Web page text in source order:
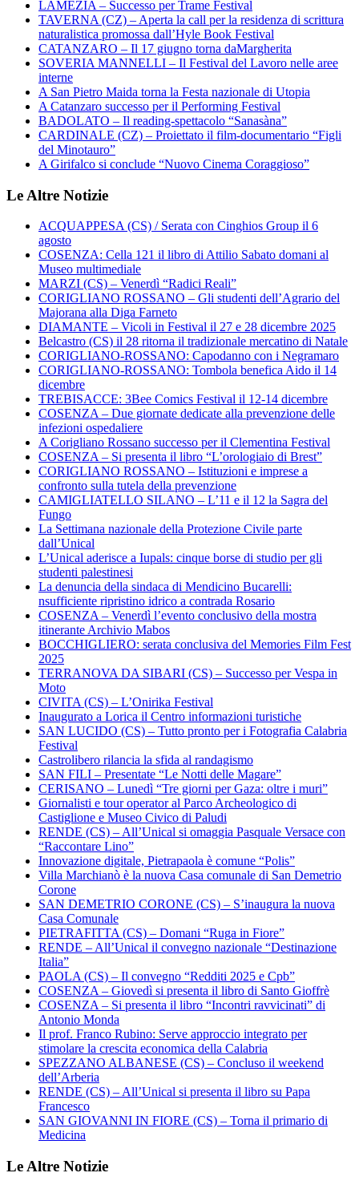
LAMEZIA – Successo per Trame Festival
TAVERNA (CZ) – Aperta la call per la residenza di scrittura
naturalistica promossa dall’Hyle Book Festival
CATANZARO – Il 17 giugno torna daMargherita
SOVERIA MANNELLI – Il Festival del Lavoro nelle aree
interne
A San Pietro Maida torna la Festa nazionale di Utopia
A Catanzaro successo per il Performing Festival
BADOLATO – Il reading-spettacolo “Sanasàna”
CARDINALE (CZ) – Proiettato il film-documentario “Figli
del Minotauro”
A Girifalco si conclude “Nuovo Cinema Coraggioso”
Le Altre Notizie
ACQUAPPESA (CS) / Serata con Cinghios Group il 6
agosto
COSENZA: Cella 121 il libro di Attilio Sabato domani al
Museo multimediale
MARZI (CS) – Venerdì “Radici Reali”
CORIGLIANO ROSSANO – Gli studenti dell’Agrario del
Majorana alla Diga Farneto
DIAMANTE – Vicoli in Festival il 27 e 28 dicembre 2025
Belcastro (CS) il 28 ritorna il tradizionale mercatino di Natale
CORIGLIANO-ROSSANO: Capodanno con i Negramaro
CORIGLIANO-ROSSANO: Tombola benefica Aido il 14
dicembre
TREBISACCE: 3Bee Comics Festival il 12-14 dicembre
COSENZA – Due giornate dedicate alla prevenzione delle
infezioni ospedaliere
A Corigliano Rossano successo per il Clementina Festival
COSENZA – Si presenta il libro “L’orologiaio di Brest”
CORIGLIANO ROSSANO – Istituzioni e imprese a
confronto sulla tutela della prevenzione
CAMIGLIATELLO SILANO – L’11 e il 12 la Sagra del
Fungo
La Settimana nazionale della Protezione Civile parte
dall’Unical
L’Unical aderisce a Iupals: cinque borse di studio per gli
studenti palestinesi
La denuncia della sindaca di Mendicino Bucarelli:
nsufficiente ripristino idrico a contrada Rosario
COSENZA – Venerdì l’evento conclusivo della mostra
itinerante Archivio Mabos
BOCCHIGLIERO: serata conclusiva del Memories Film Fest
2025
TERRANOVA DA SIBARI (CS) – Successo per Vespa in
Moto
CIVITA (CS) – L’Onirika Festival
Inaugurato a Lorica il Centro informazioni turistiche
SAN LUCIDO (CS) – Tutto pronto per i Fotografia Calabria
Festival
Castrolibero rilancia la sfida al randagismo
SAN FILI – Presentate “Le Notti delle Magare”
CERISANO – Lunedì “Tre giorni per Gaza: oltre i muri”
Giornalisti e tour operator al Parco Archeologico di
Castiglione e Museo Civico di Paludi
RENDE (CS) – All’Unical si omaggia Pasquale Versace con
“Raccontare Lino”
Innovazione digitale, Pietrapaola è comune “Polis”
Villa Marchianò è la nuova Casa comunale di San Demetrio
Corone
SAN DEMETRIO CORONE (CS) – S’inaugura la nuova
Casa Comunale
PIETRAFITTA (CS) – Domani “Ruga in Fiore”
RENDE – All’Unical il convegno nazionale “Destinazione
Italia”
PAOLA (CS) – Il convegno “Redditi 2025 e Cpb”
COSENZA – Giovedì si presenta il libro di Santo Gioffrè
COSENZA – Si presenta il libro “Incontri ravvicinati” di
Antonio Monda
Il prof. Franco Rubino: Serve approccio integrato per
stimolare la crescita economica della Calabria
SPEZZANO ALBANESE (CS) – Concluso il weekend
dell’Arberia
RENDE (CS) – All’Unical si presenta il libro su Papa
Francesco
SAN GIOVANNI IN FIORE (CS) – Torna il primario di
Medicina
Le Altre Notizie